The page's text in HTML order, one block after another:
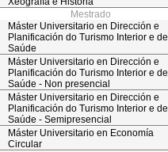
Mestrado
Máster Universitario en Dirección e
Planificación do Turismo Interior e de
Saúde
Máster Universitario en Dirección e
Planificación do Turismo Interior e de
Saúde - Non presencial
Máster Universitario en Dirección e
Planificación do Turismo Interior e de
Saúde - Semipresencial
Máster Universitario en Economía
Circular